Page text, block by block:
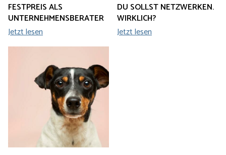
FESTPREIS ALS
UNTERNEHMENSBERATER
Jetzt lesen
DU SOLLST NETZWERKEN.
WIRKLICH?
Jetzt lesen